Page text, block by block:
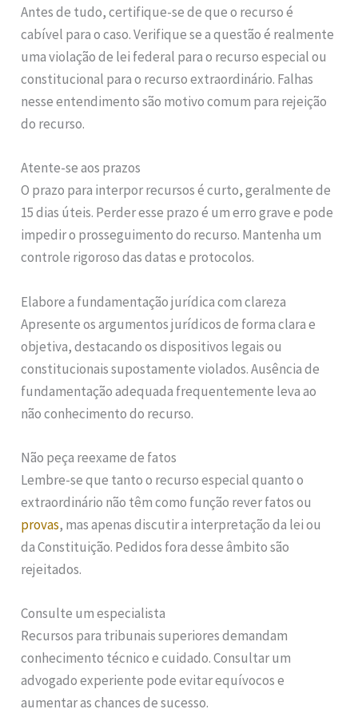
Antes de tudo, certifique-se de que o recurso é
cabível para o caso. Verifique se a questão é realmente
uma violação de lei federal para o recurso especial ou
constitucional para o recurso extraordinário. Falhas
nesse entendimento são motivo comum para rejeição
do recurso.
Atente-se aos prazos
O prazo para interpor recursos é curto, geralmente de
15 dias úteis. Perder esse prazo é um erro grave e pode
impedir o prosseguimento do recurso. Mantenha um
controle rigoroso das datas e protocolos.
Elabore a fundamentação jurídica com clareza
Apresente os argumentos jurídicos de forma clara e
objetiva, destacando os dispositivos legais ou
constitucionais supostamente violados. Ausência de
fundamentação adequada frequentemente leva ao
não conhecimento do recurso.
Não peça reexame de fatos
Lembre-se que tanto o recurso especial quanto o
extraordinário não têm como função rever fatos ou
provas, mas apenas discutir a interpretação da lei ou
da Constituição. Pedidos fora desse âmbito são
rejeitados.
Consulte um especialista
Recursos para tribunais superiores demandam
conhecimento técnico e cuidado. Consultar um
advogado experiente pode evitar equívocos e
aumentar as chances de sucesso.